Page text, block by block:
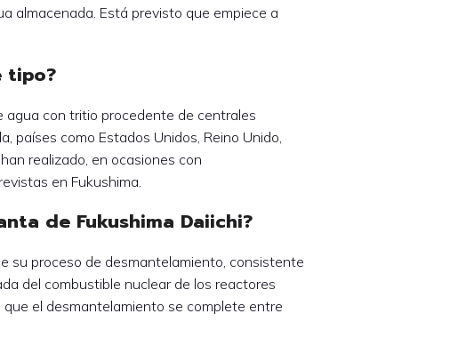
almacenada. Está previsto que empiece a
tipo?
agua con tritio procedente de centrales
países como Estados Unidos, Reino Unido,
realizado, en ocasiones con
en Fukushima.
de Fukushima Daiichi?
su proceso de desmantelamiento, consistente
del combustible nuclear de los reactores
el desmantelamiento se complete entre